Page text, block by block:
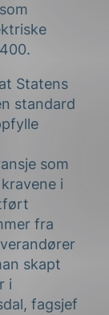
Statens
standard
som
i
fra
skapt
i
fagsjef